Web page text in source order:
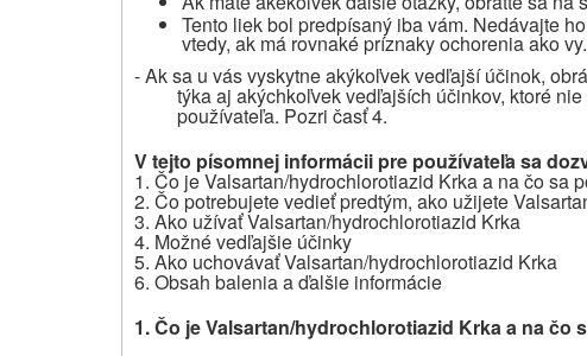
Tento liek bol predpísaný iba vám. Nedávajte
vtedy, ak má rovnaké príznaky ochorenia ako vy.
- Ak sa u vás vyskytne akýkoľvek vedľajší účinok,
týka aj akýchkoľvek vedľajších účinkov, ktoré
používateľa. Pozri časť 4.
V tejto písomnej informácii pre používateľa sa
1. Čo jeValsartan/hydrochlorotiazid Krkaa na čo sa
2. Čo potrebujete vedieť predtým, ako užijete
3. Ako užívaťValsartan/hydrochlorotiazid Krka
4. Možné vedľajšie účinky
5. Ako uchovávaťValsartan/hydrochlorotiazid Krka
6. Obsah balenia a ďalšie informácie
1. Čo je Valsartan/hydrochlorotiazid Krka a na čo